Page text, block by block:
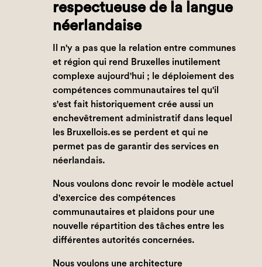
respectueuse de la langue
néerlandaise
Il n'y a pas que la relation entre communes
et région qui rend Bruxelles inutilement
complexe aujourd'hui ; le déploiement des
compétences communautaires tel qu'il
s'est fait historiquement crée aussi un
enchevêtrement administratif dans lequel
les Bruxellois.es se perdent et qui ne
permet pas de garantir des services en
néerlandais.
Nous voulons donc revoir le modèle actuel
d'exercice des compétences
communautaires et plaidons pour une
nouvelle répartition des tâches entre les
différentes autorités concernées.
Nous voulons une architecture